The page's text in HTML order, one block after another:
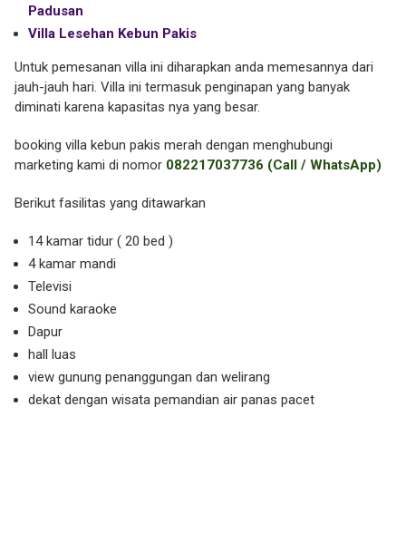
Padusan
Villa Lesehan Kebun Pakis
Untuk pemesanan villa ini diharapkan anda memesannya dari
jauh-jauh hari. Villa ini termasuk penginapan yang banyak
diminati karena kapasitas nya yang besar.
booking villa kebun pakis merah dengan menghubungi
marketing kami di nomor 082217037736 (Call / WhatsApp)
Berikut fasilitas yang ditawarkan
14 kamar tidur ( 20 bed )
4 kamar mandi
Televisi
Sound karaoke
Dapur
hall luas
view gunung penanggungan dan welirang
dekat dengan wisata pemandian air panas pacet